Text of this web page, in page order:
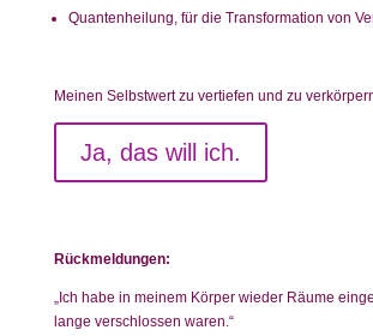
Quantenheilung, für die Transformation von
Meinen Selbstwert zu vertiefen und zu
Ja, das will ich.
Rückmeldungen:
„Ich habe in meinem Körper wieder Räume
lange verschlossen waren.“